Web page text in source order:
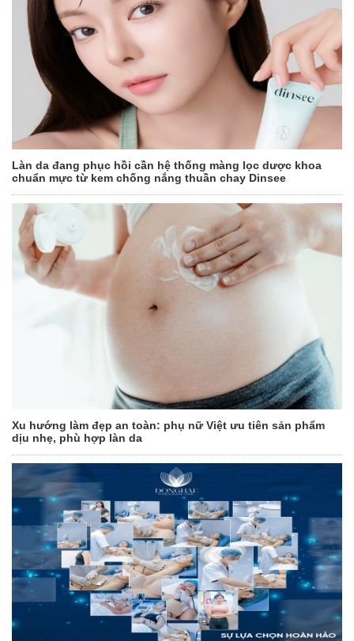
Làn da đang phục hồi cần hệ thống màng lọc dược khoa
chuẩn mực từ kem chống nắng thuần chay Dinsee
Xu hướng làm đẹp an toàn: phụ nữ Việt ưu tiên sản phẩm
dịu nhẹ, phù hợp làn da